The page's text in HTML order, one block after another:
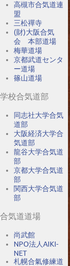
高槻市合気道連
盟
三松禪寺
(財)大阪合気
会 本部道場
梅華道場
京都武道センタ
ー道場
篠山道場
校合気道部
同志社大学合気
道部
大阪経済大学合
気道部
龍谷大学合気道
部
京都大学合気道
部
関西大学合気道
部
気道道場
尚武館
NPO法人AIKI-
NET
札幌合氣修練道